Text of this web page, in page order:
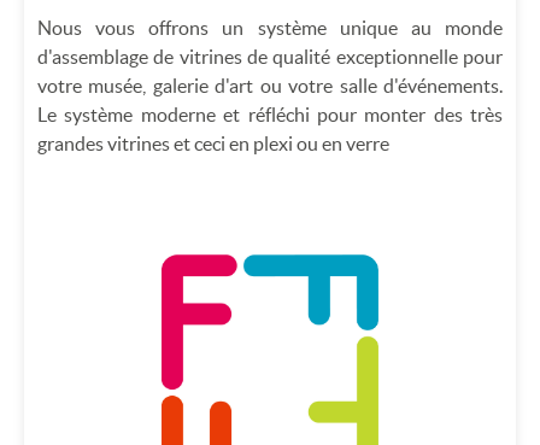
Nous vous offrons un système unique au monde
d'assemblage de vitrines de qualité exceptionnelle pour
votre musée, galerie d'art ou votre salle d'événements.
Le système moderne et réfléchi pour monter des très
grandes vitrines et ceci en plexi ou en verre